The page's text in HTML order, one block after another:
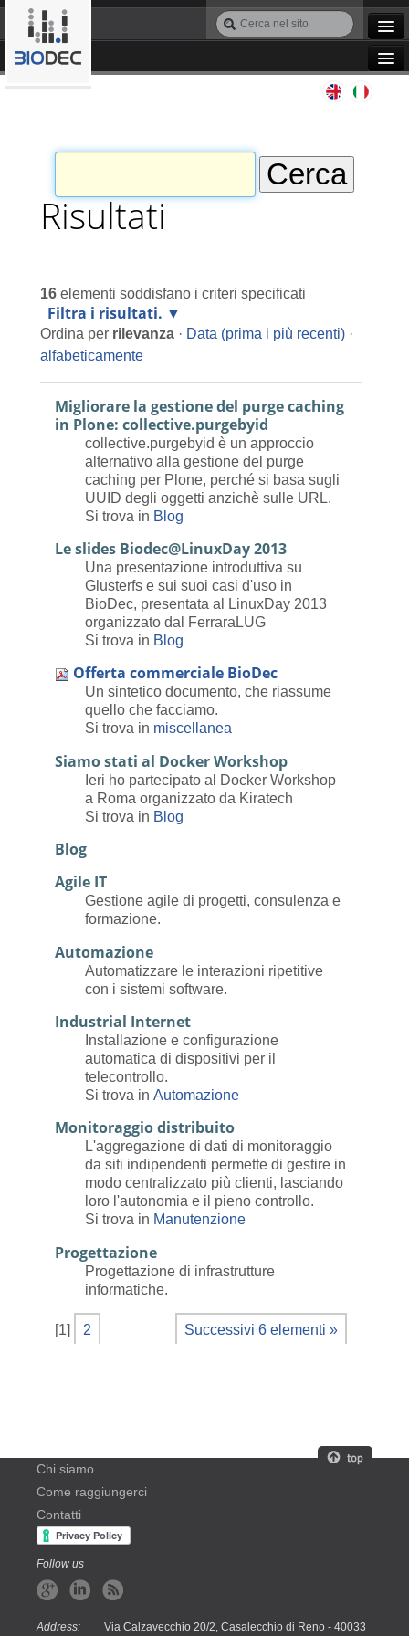
Cerca
nel
Ricerca
Automazione
Bioinformatica
Progettazione
Programmazione
Risultati
16 elementi soddisfano i criteri specificati
Filtra i risultati.
Ordina per rilevanza · Data (prima i più recenti) ·
alfabeticamente
Migliorare la gestione del purge caching
in Plone: collective.purgebyid
collective.purgebyid è un approccio
alternativo alla gestione del purge
caching per Plone, perché si basa sugli
UUID degli oggetti anzichè sulle URL.
Si trova in Blog
Le slides Biodec@LinuxDay 2013
Una presentazione introduttiva su
Glusterfs e sui suoi casi d'uso in
BioDec, presentata al LinuxDay 2013
organizzato dal FerraraLUG
Si trova in Blog
Offerta commerciale BioDec
Un sintetico documento, che riassume
quello che facciamo.
Si trova in miscellanea
Siamo stati al Docker Workshop
Ieri ho partecipato al Docker Workshop
a Roma organizzato da Kiratech
Si trova in Blog
Blog
Agile IT
Gestione agile di progetti, consulenza e
formazione.
Automazione
Automatizzare le interazioni ripetitive
con i sistemi software.
Industrial Internet
Installazione e configurazione
automatica di dispositivi per il
telecontrollo.
Si trova in Automazione
Monitoraggio distribuito
L'aggregazione di dati di monitoraggio
da siti indipendenti permette di gestire in
modo centralizzato più clienti, lasciando
loro l'autonomia e il pieno controllo.
Si trova in Manutenzione
Progettazione
Progettazione di infrastrutture
informatiche.
Successivi 6 elementi »
[1] 2
Chi siamo
Come raggiungerci
Contatti
Follow us
Address: Via Calzavecchio 20/2, Casalecchio di Reno - 40033